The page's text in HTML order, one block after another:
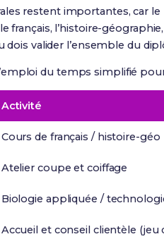
restent importantes, car
français, l’histoire-
dois valider l’ensemble du
du temps simplifié
Activité
Cours de français / histoire-géo
Atelier coupe et coiffage
Biologie appliquée /
Accueil et conseil clientèle (jeu